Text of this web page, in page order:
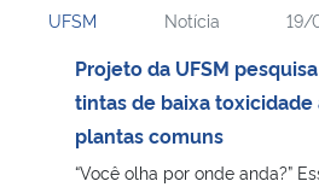
Ministério da Cidadania
Ministério da Saúde
Ministério de Minas e Energia
UFSM Notícia 19/
Projeto da UFSM
tintas de baixa toxicidade
plantas comuns
“Você olha por onde anda?”